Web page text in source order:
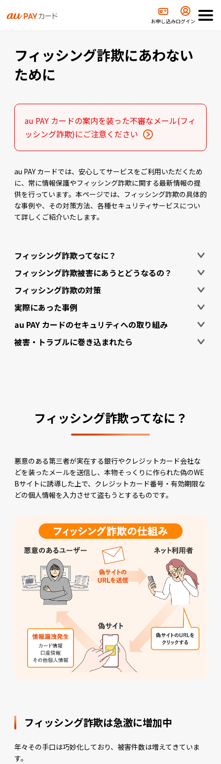
お申し込みログイン
安全なカード利用のために フィッシング詐欺にあわないために
フィッシング詐欺にあわない
ために
au PAY カードの案内を装った不審なメール(フィ
ッシング詐欺)にご注意ください
au PAY カードでは、安心してサービスをご利用いただくため
に、常に情報保護やフィッシング詐欺に関する最新情報の提
供を行っています。本ページでは、フィッシング詐欺の具体的
な事例や、その対策方法、各種セキュリティサービスについ
て詳しくご紹介いたします。
フィッシング詐欺ってなに？
フィッシング詐欺被害にあうとどうなるの？
フィッシング詐欺の対策
実際にあった事例
au PAY カードのセキュリティへの取り組み
被害・トラブルに巻き込まれたら
フィッシング詐欺ってなに？
悪意のある第三者が実在する銀行やクレジットカード会社な
どを装ったメールを送信し、本物そっくりに作られた偽のWE
Bサイトに誘導した上で、クレジットカード番号・有効期限な
どの個人情報を入力させて盗もうとするものです。
フィッシング詐欺は急激に増加中
年々その手口は巧妙化しており、被害件数は増えてきていま
す。